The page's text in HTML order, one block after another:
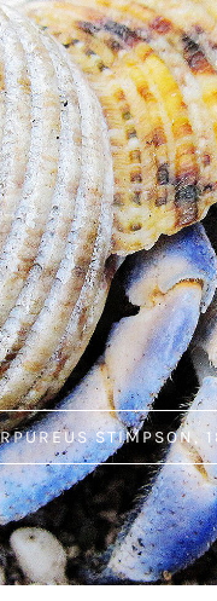
STIMPSON,